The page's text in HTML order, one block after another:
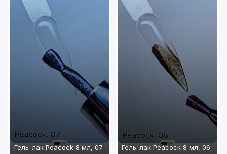
Гель-лак Peacock 8 мл, 07 Гель-лак Peacock 8 мл, 06